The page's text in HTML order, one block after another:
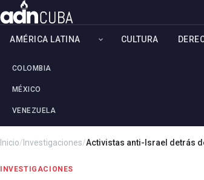
AMÉRICA LATINA
COLOMBIA
MÉXICO
VENEZUELA
CULTURA
Inicio/ Investigaciones/Activistas anti-Israel detrás
INVESTIGACIONES